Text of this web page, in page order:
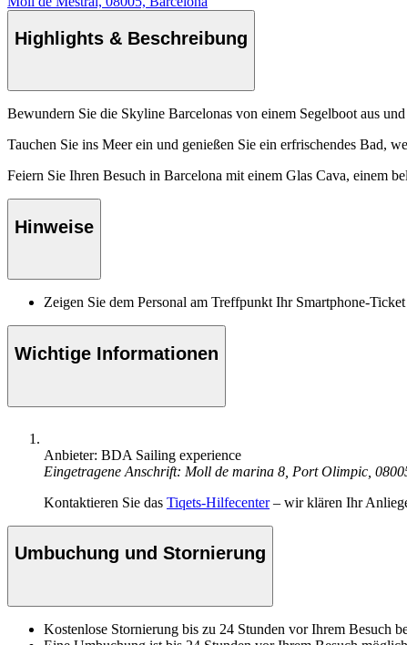
Highlights & Beschreibung
Bewundern Sie die Skyline Barcelonas von einem Segelboot aus
Tauchen Sie ins Meer ein und genießen Sie ein erfrischendes Bad,
Feiern Sie Ihren Besuch in Barcelona mit einem Glas Cava, einem
Hinweise
Zeigen Sie dem Personal am Treffpunkt Ihr Smartphone-Ticket
Wichtige Informationen
Anbieter: BDA Sailing experience
Eingetragene Anschrift: Moll de marina 8, Port Olimpic,
Kontaktieren Sie das Tiqets-Hilfecenter– wir klären Ihr
Umbuchung und Stornierung
Kostenlose Stornierung bis zu 24 Stunden vor Ihrem Besuch